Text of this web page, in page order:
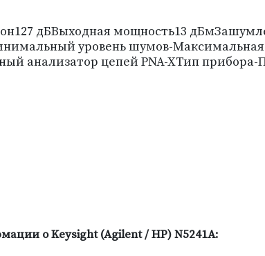
дБВыходная мощность13
уровень шумов-Максимальная
анализатор цепей PNA-XТип
о Keysight (Agilent / HP) N5241A: